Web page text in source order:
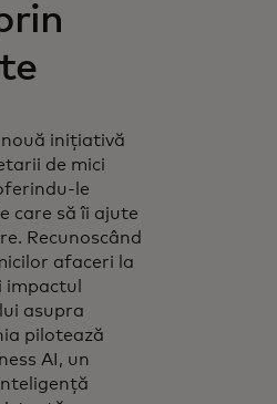
inițiativă
de mici
le
care să îi ajute
Recunoscând
afaceri la
impactul
asupra
pilotează
AI, un